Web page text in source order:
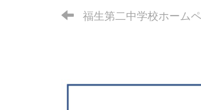
福生第二中学校ホーム